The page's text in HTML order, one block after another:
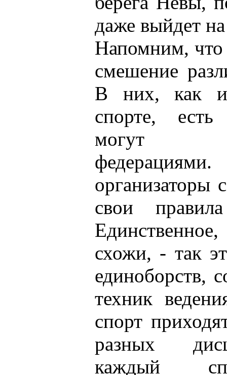
даже выйдет
Напомним, что
смешение
В них, как
спорте,
могут
организаторы
свои
схожи, - так
единоборств,
техник
спорт
разных
каждый